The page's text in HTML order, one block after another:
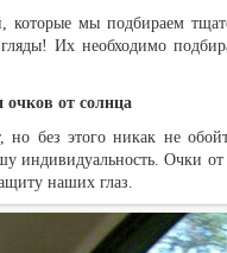
которые мы подбираем
Их необходимо
очков от солнца
без этого никак не
индивидуальность. Очки от
наших глаз.